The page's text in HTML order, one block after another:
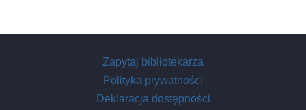
Zapytaj bibliotekarza
Polityka prywatności
Deklaracja dostępności